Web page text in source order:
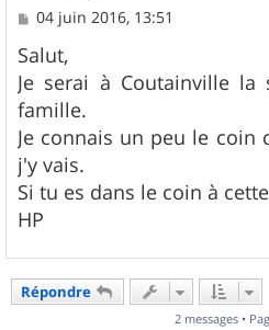
M
s
s
a
g
e
04 juin 2016, 13:51
Salut,
Je serai à Coutainville
famille.
Je connais un peu le coin
j'y vais.
Si tu es dans le coin à
HP
Répondre
2 messages •